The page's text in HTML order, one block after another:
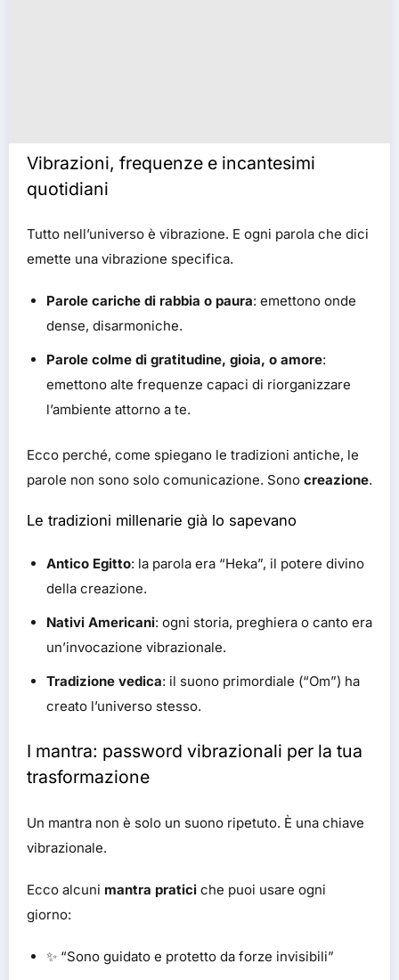
Vibrazioni, frequenze e incantesimi
quotidiani
Tutto nell’universo è vibrazione. E ogni parola che dici
emette una vibrazione specifica.
Parole cariche di rabbia o paura: emettono onde
dense, disarmoniche.
Parole colme di gratitudine, gioia, o amore:
emettono alte frequenze capaci di riorganizzare
l’ambiente attorno a te.
Ecco perché, come spiegano le tradizioni antiche, le
parole non sono solo comunicazione. Sono creazione.
Le tradizioni millenarie già lo sapevano
Antico Egitto: la parola era “Heka”, il potere divino
della creazione.
Nativi Americani: ogni storia, preghiera o canto era
un’invocazione vibrazionale.
Tradizione vedica: il suono primordiale (“Om”) ha
creato l’universo stesso.
I mantra: password vibrazionali per la tua
trasformazione
Un mantra non è solo un suono ripetuto. È una chiave
vibrazionale.
Ecco alcuni mantra pratici che puoi usare ogni
giorno:
✨ “Sono guidato e protetto da forze invisibili”